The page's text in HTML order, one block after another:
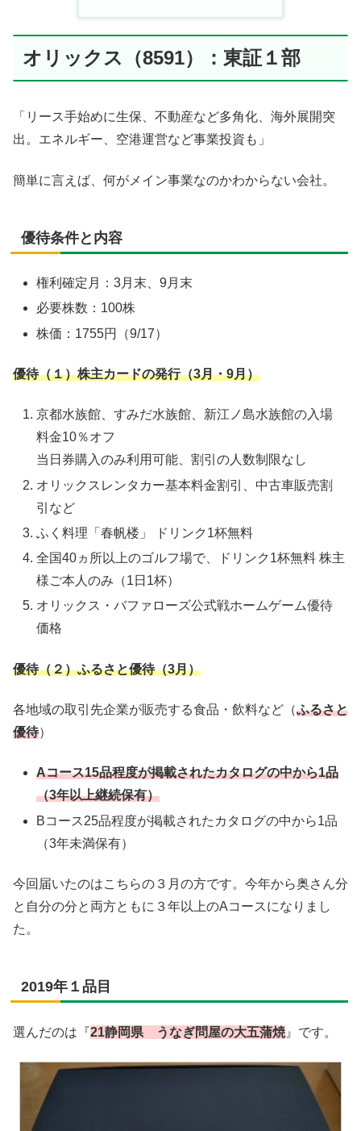
オリックス（8591）：東証１部
「リース手始めに生保、不動産など多角化、海外展開突
出。エネルギー、空港運営など事業投資も」
簡単に言えば、何がメイン事業なのかわからない会社。
優待条件と内容
権利確定月：3月末、9月末
必要株数：100株
株価：1755円（9/17）
優待（１）株主カードの発行（3月・9月）
京都水族館、すみだ水族館、新江ノ島水族館の入場
料金10％オフ
当日券購入のみ利用可能、割引の人数制限なし
オリックスレンタカー基本料金割引、中古車販売割
引など
ふく料理「春帆楼」 ドリンク1杯無料
全国40ヵ所以上のゴルフ場で、ドリンク1杯無料 株主
様ご本人のみ（1日1杯）
オリックス・バファローズ公式戦ホームゲーム優待
価格
優待（２）ふるさと優待（3月）
各地域の取引先企業が販売する食品・飲料など（ふるさと
優待）
Aコース15品程度が掲載されたカタログの中から1品
（3年以上継続保有）
Bコース25品程度が掲載されたカタログの中から1品
（3年未満保有）
今回届いたのはこちらの３月の方です。今年から奥さん分
と自分の分と両方ともに３年以上のAコースになりまし
た。
2019年１品目
選んだのは『21静岡県 うなぎ問屋の大五蒲焼 』です。